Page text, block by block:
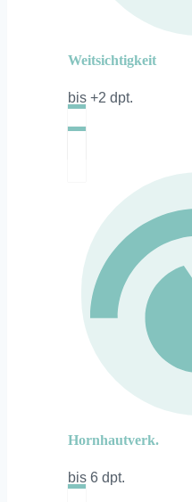
Weitsichtigkeit
bis +2 dpt.
Hornhautverk.
bis 6 dpt.